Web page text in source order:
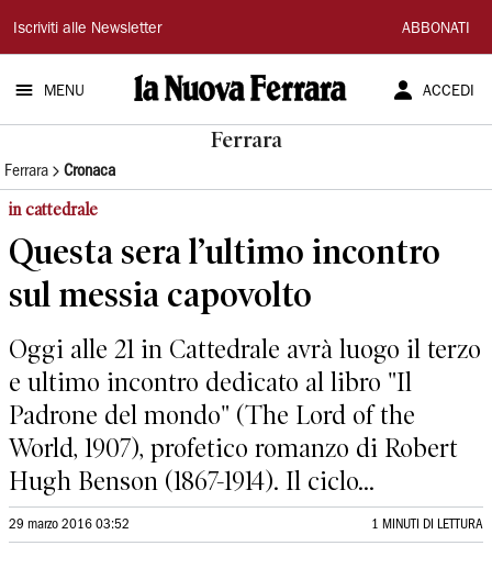
La
Nuova
Ferrara
Iscriviti alle Newsletter ABBONATI
MENU ACCEDI
Ferrara
Ferrara Cronaca
in cattedrale
Questa sera l’ultimo incontro
sul messia capovolto
Oggi alle 21 in Cattedrale avrà luogo il terzo
e ultimo incontro dedicato al libro "Il
Padrone del mondo" (The Lord of the
World, 1907), profetico romanzo di Robert
Hugh Benson (1867-1914). Il ciclo...
29 marzo 2016 03:52 1 MINUTI DI LETTURA